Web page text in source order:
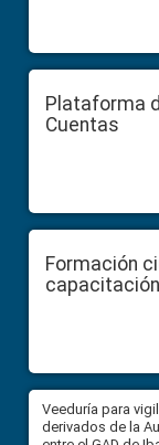
Plataforma
Cuentas
Formación
capacitación
Veeduría para
derivados de la